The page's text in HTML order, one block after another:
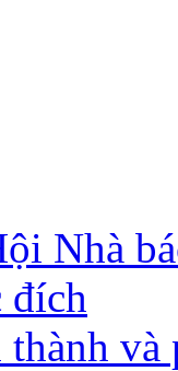
Nhà
đích
và